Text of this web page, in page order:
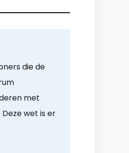
die de
met
wet is er